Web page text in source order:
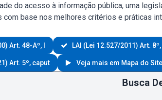
do acesso à informação pública, uma
base nos melhores critérios e práticas
Art. 48-Aº, I LAI (Lei 12.527/2011) Art. 8º,
Art. 5º, caput Veja mais em Mapa do Site
Busca